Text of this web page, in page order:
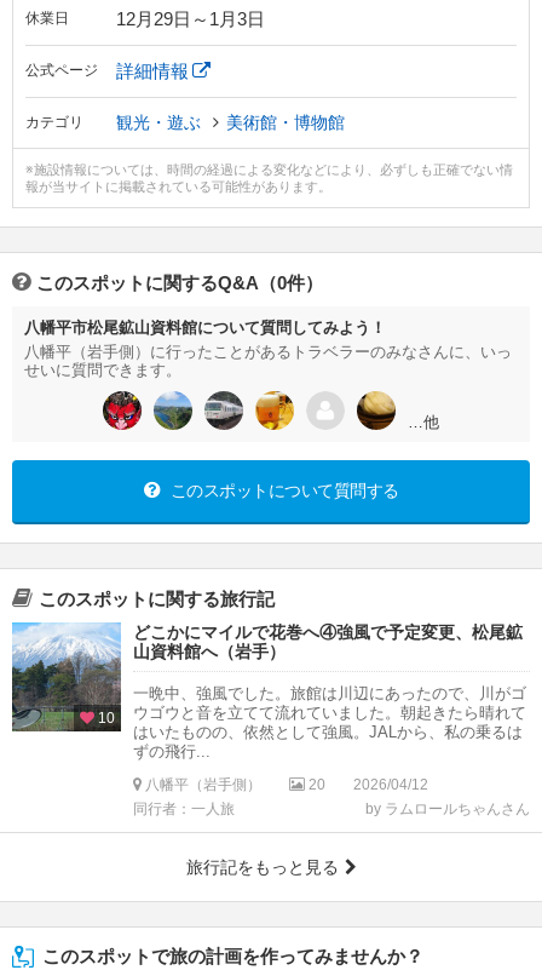
休業日 12月29日～1月3日
公式ページ 詳細情報
カテゴリ 観光・遊ぶ 美術館・博物館
※施設情報については、時間の経過による変化などにより、必ずしも正確でない情
報が当サイトに掲載されている可能性があります。
このスポットに関するQ&A（0件）
八幡平市松尾鉱山資料館について質問してみよう！
八幡平（岩手側）に行ったことがあるトラベラーのみなさんに、いっ
せいに質問できます。
…他
このスポットについて質問する
このスポットに関する旅行記
10
どこかにマイルで花巻へ④強風で予定変更、松尾鉱
山資料館へ（岩手）
一晩中、強風でした。旅館は川辺にあったので、川がゴ
ウゴウと音を立てて流れていました。朝起きたら晴れて
はいたものの、依然として強風。JALから、私の乗るは
ずの飛行...
八幡平（岩手側） 20
2026/04/12
同行者：一人旅
by ラムロールちゃんさん
旅行記をもっと見る
このスポットで旅の計画を作ってみませんか？